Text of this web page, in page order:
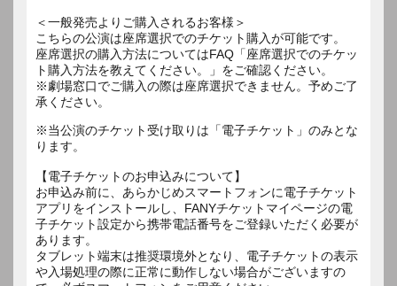
＜一般発売よりご購入されるお客様＞
こちらの公演は座席選択でのチケット購入が可能です。
座席選択の購入方法についてはFAQ「座席選択でのチケッ
ト購入方法を教えてください。」をご確認ください。
※劇場窓口でご購入の際は座席選択できません。予めご了
承ください。
※当公演のチケット受け取りは「電子チケット」のみとな
ります。
【電子チケットのお申込みについて】
お申込み前に、あらかじめスマートフォンに電子チケット
アプリをインストールし、FANYチケットマイページの電
子チケット設定から携帯電話番号をご登録いただく必要が
あります。
タブレット端末は推奨環境外となり、電子チケットの表示
や入場処理の際に正常に動作しない場合がございますの